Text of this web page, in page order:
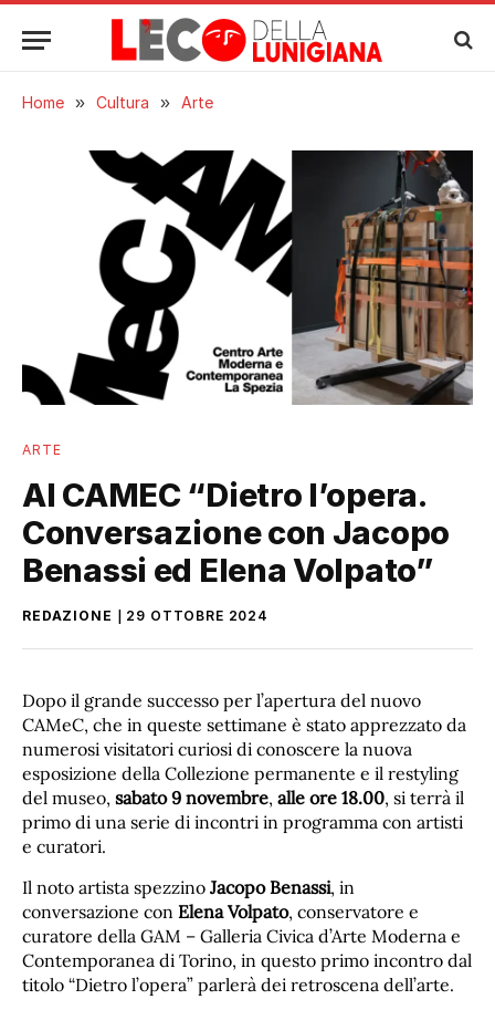
Home » Cultura » Arte
ARTE
Al CAMEC “Dietro l’opera.
Conversazione con Jacopo
Benassi ed Elena Volpato”
REDAZIONE 29 OTTOBRE 2024
Dopo il grande successo per l’apertura del nuovo
CAMeC, che in queste settimane è stato apprezzato da
numerosi visitatori curiosi di conoscere la nuova
esposizione della Collezione permanente e il restyling
del museo, sabato 9 novembre, alle ore 18.00, si terrà il
primo di una serie di incontri in programma con artisti
e curatori.
Il noto artista spezzino Jacopo Benassi, in
conversazione con Elena Volpato, conservatore e
curatore della GAM – Galleria Civica d’Arte Moderna e
Contemporanea di Torino, in questo primo incontro dal
titolo “Dietro l’opera” parlerà dei retroscena dell’arte.